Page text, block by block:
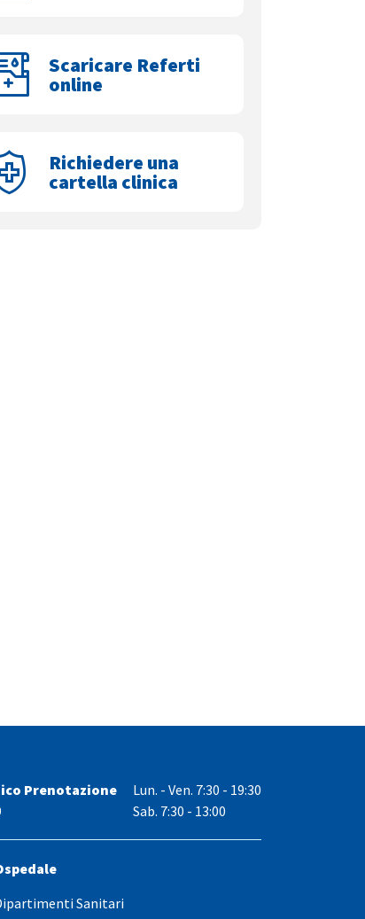
Scaricare Referti
online
Richiedere una
cartella clinica
Prenotazione
Lun. - Ven. 7:30 - 19:30
Sab. 7:30 - 13:00
Sanitari